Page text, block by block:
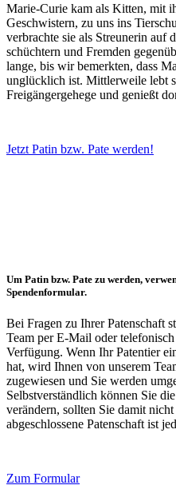
Marie-Curie kam als Kitten, mit
Geschwistern, zu uns ins
verbrachte sie als Streunerin auf
schüchtern und Fremden
lange, bis wir bemerkten, dass
unglücklich ist. Mittlerweile lebt
Freigängergehege und genießt
Jetzt Patin bzw. Pate werden!
Um Patin bzw. Pate zu werden,
Spendenformular.
Bei Fragen zu Ihrer Patenschaft
Team per E-Mail oder
Verfügung. Wenn Ihr Patentier
hat, wird Ihnen von unserem
zugewiesen und Sie werden
Selbstverständlich können Sie
verändern, sollten Sie damit
abgeschlossene Patenschaft ist
Zum Formular